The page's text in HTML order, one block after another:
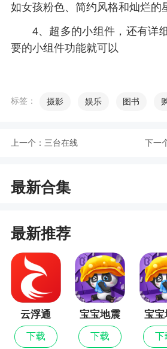
如女孩粉色、简约风格和灿烂的
4、超多的小组件，还有详
要的小组件功能就可以
5、对于喜欢网购的小伙伴
体验
小编评价
接着进入app之后提示我网络不
个就是打不开。好难过。还看
不能实时更新，但是看到软件
一项，本来还有点信任并期待
了，好痛苦
2、我非常讨厌那个添加到
标签： 摄影 娱乐 图书
上一个： 三台在线 下一
最新合集
最新推荐
云浮通
下载
宝宝地震
安全3最新
版
下载
宝宝
安
下